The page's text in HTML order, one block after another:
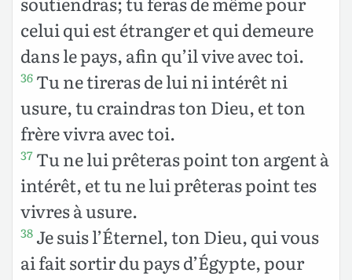
celui qui est étranger et qui demeure
dans le pays, afin qu’il vive avec toi.
36 Tu ne tireras de lui ni intérêt ni
usure, tu craindras ton Dieu, et ton
frère vivra avec toi.
37 Tu ne lui prêteras point ton argent à
intérêt, et tu ne lui prêteras point tes
vivres à usure.
38 Je suis l’Éternel, ton Dieu, qui vous
ai fait sortir du pays d’Égypte, pour